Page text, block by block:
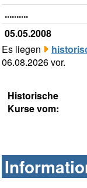
..........
05.05.2008
Es liegen
06.08.2026 vor.
Historische
Kurse vom: